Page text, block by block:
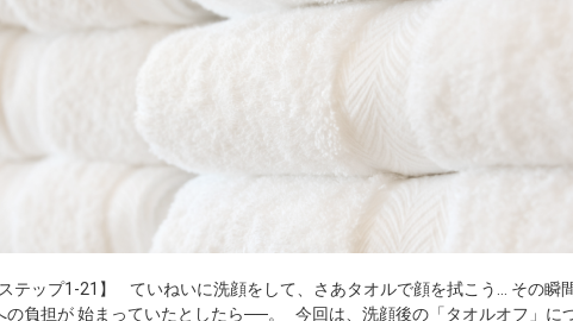
テップ1-21】 ていねいに洗顔をして、さあタオルで顔を拭こう… その瞬間
の負担が 始まっていたとしたら──。 今回は、洗顔後の「タオルオフ」に